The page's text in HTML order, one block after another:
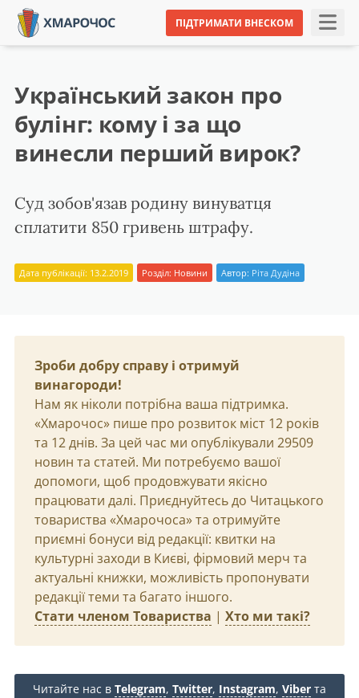
ПІДТРИМАТИ ВНЕСКОМ
Український закон про
булінг: кому і за що
винесли перший вирок?
Суд зобов'язав родину винуватця
сплатити 850 гривень штрафу.
Дата публікації: 13.2.2019 Розділ: Новини Автор: Ріта Дудіна
Зроби добру справу і отримуй
винагороди!
Нам як ніколи потрібна ваша підтримка.
«Хмарочос» пише про розвиток міст 12 років
та 12 днів. За цей час ми опублікували 29509
новин та статей. Ми потребуємо вашої
допомоги, щоб продовжувати якісно
працювати далі. Приєднуйтесь до Читацького
товариства «Хмарочоса» та отримуйте
приємні бонуси від редакції: квитки на
культурні заходи в Києві, фірмовий мерч та
актуальні книжки, можливість пропонувати
редакції теми та багато іншого.
Стати членом Товариства | Хто ми такі?
Читайте нас в Telegram, Twitter, Instagram, Viber та